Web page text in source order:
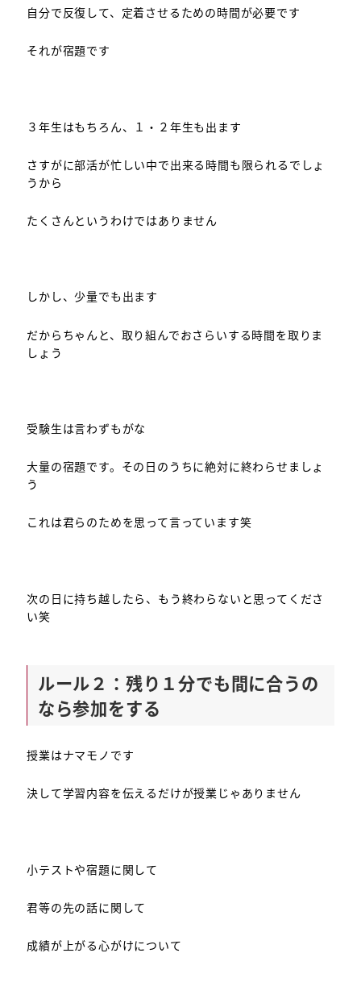
自分で反復して、定着させるための時間が必要です
それが宿題です
３年生はもちろん、１・２年生も出ます
さすがに部活が忙しい中で出来る時間も限られるでしょ
うから
たくさんというわけではありません
しかし、少量でも出ます
だからちゃんと、取り組んでおさらいする時間を取りま
しょう
受験生は言わずもがな
大量の宿題です。その日のうちに絶対に終わらせましょ
う
これは君らのためを思って言っています笑
次の日に持ち越したら、もう終わらないと思ってくださ
い笑
ルール２：残り１分でも間に合うの
なら参加をする
授業はナマモノです
決して学習内容を伝えるだけが授業じゃありません
小テストや宿題に関して
君等の先の話に関して
成績が上がる心がけについて